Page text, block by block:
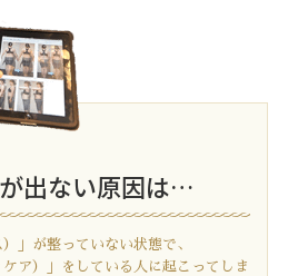
出ない原因は…
」が整っていない状態で、
ア）」をしている人に起こってしま